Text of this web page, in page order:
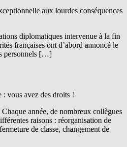
aux lourdes conséquences
diplomatiques intervenue à la fin
françaises ont d’abord annoncé le
personnels […]
: vous avez des droits !
année, de nombreux collègues
raisons : réorganisation de
de classe, changement de